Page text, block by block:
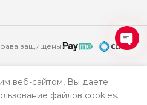
защищены
веб-сайтом, Вы даете
файлов cookies.
Добавить Купить